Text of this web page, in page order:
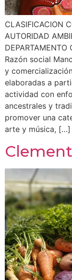
CLASIFICACION
AUTORIDAD
Razón social
y
elaboradas a
actividad con
ancestrales y
promover una
arte y música, […]